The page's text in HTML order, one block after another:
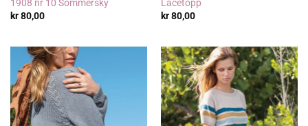
1908 nr 10 Sommersky
kr80,00
Lacetopp
kr80,00